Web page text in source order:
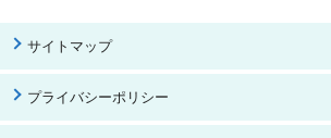
サイトマップ
プライバシーポリシー